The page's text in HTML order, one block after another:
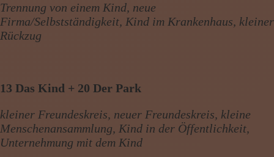
Trennung von einem Kind, neue
Firma/Selbstständigkeit, Kind im Krankenhaus, kleiner
Rückzug
13 Das Kind + 20 Der Park
kleiner Freundeskreis, neuer Freundeskreis, kleine
Menschenansammlung, Kind in der Öffentlichkeit,
Unternehmung mit dem Kind